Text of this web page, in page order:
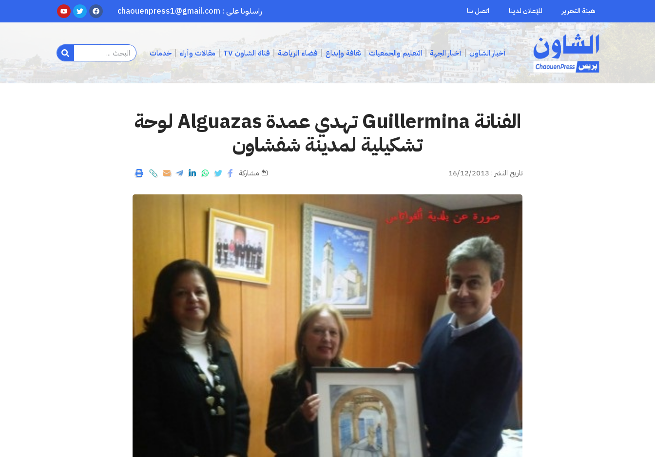
هيئة التحرير للإعلان لدينا اتصل بنا راسلونا على : chaouenpress1@gmail.com
أخبار الشاون أخبار الجهة التعليم والجمعيات ثقافة وإبداع فضاء الرياضة قناة الشاون TV مقالات وأراء خدمات
الفنانة Guillermina تهدي عمدة Alguazas لوحة
تشكيلية لمدينة شفشاون
تاريخ النشر : 16/12/2013 مشاركة